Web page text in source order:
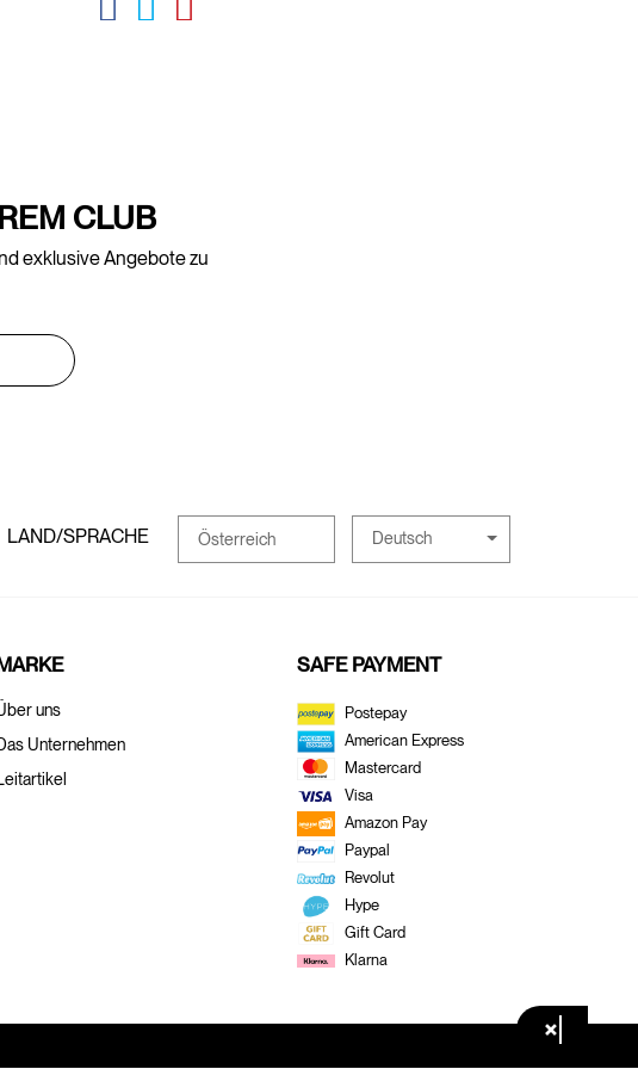
CLUB
exklusive Angebote zu
LAND/SPRACHE Österreich Deutsch
uns
Unternehmen
SAFE PAYMENT
Postepay
American Express
Mastercard
Visa
Amazon Pay
Paypal
Revolut
Hype
Gift Card
Klarna
×